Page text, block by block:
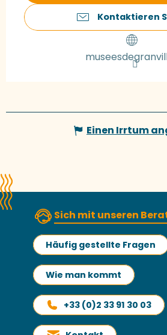
Kontaktieren
Einen Irrtum
Sich mit unseren
Häufig gestellte Fragen
Wie man kommt
+33 (0)2 33 91 30 03